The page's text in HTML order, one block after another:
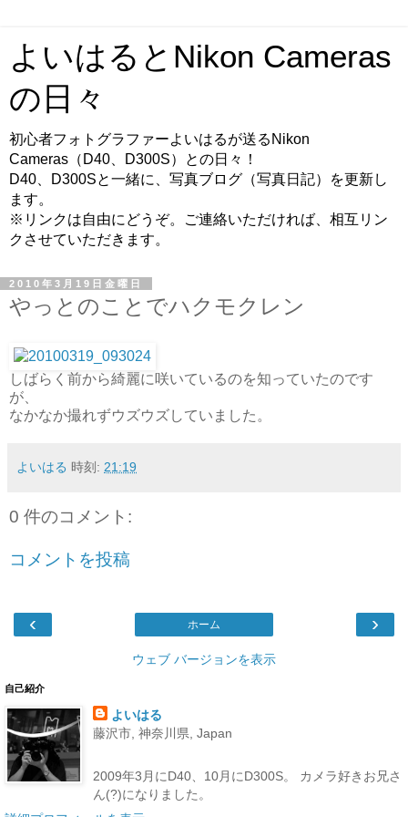
よいはるとNikon Cameras
の日々
初心者フォトグラファーよいはるが送るNikon
Cameras（D40、D300S）との日々！
D40、D300Sと一緒に、写真ブログ（写真日記）を更新し
ます。
※リンクは自由にどうぞ。ご連絡いただければ、相互リン
クさせていただきます。
2010年3月19日金曜日
やっとのことでハクモクレン
しばらく前から綺麗に咲いているのを知っていたのです
が、
なかなか撮れずウズウズしていました。
よいはる 時刻: 21:19
0 件のコメント:
コメントを投稿
‹ ›
ホーム
ウェブ バージョンを表示
自己紹介
よいはる
藤沢市, 神奈川県, Japan
2009年3月にD40、10月にD300S。 カメラ好きお兄さ
ん(?)になりました。